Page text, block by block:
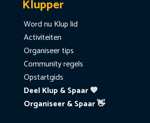
Klupper
Word nu Klup lid
Activiteiten
Organiseer tips
Community regels
Opstartgids
Deel Klup & Spaar 💙
Organiseer & Spaar 👋